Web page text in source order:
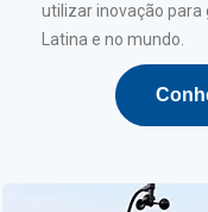
utilizar inovação
Latina e no mundo.